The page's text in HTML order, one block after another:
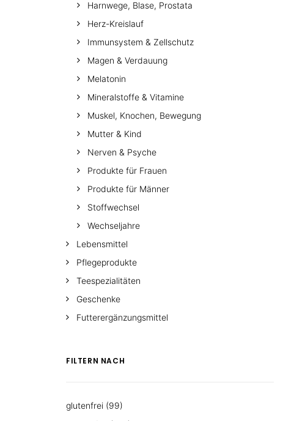
Harnwege, Blase, Prostata
Herz-Kreislauf
Immunsystem & Zellschutz
Magen & Verdauung
Melatonin
Mineralstoffe & Vitamine
Muskel, Knochen, Bewegung
Mutter & Kind
Nerven & Psyche
Produkte für Frauen
Produkte für Männer
Stoffwechsel
Wechseljahre
Lebensmittel
Pflegeprodukte
Teespezialitäten
Geschenke
Futterergänzungsmittel
FILTERN NACH
glutenfrei (99)